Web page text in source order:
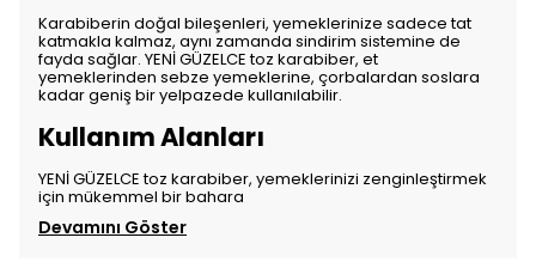
Karabiberin doğal bileşenleri, yemeklerinize sadece tat
katmakla kalmaz, aynı zamanda sindirim sistemine de
fayda sağlar. YENİ GÜZELCE toz karabiber, et
yemeklerinden sebze yemeklerine, çorbalardan soslara
kadar geniş bir yelpazede kullanılabilir.
Kullanım Alanları
YENİ GÜZELCE toz karabiber, yemeklerinizi zenginleştirmek
için mükemmel bir bahara
Devamını Göster